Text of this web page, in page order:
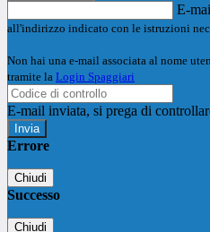
E-
all'indirizzo indicato con le istruzioni
Non hai una e-mail associata al nome
tramite la Login Spaggiari
E-mail inviata, si prega di
Errore
Chiudi
Successo
Chiudi